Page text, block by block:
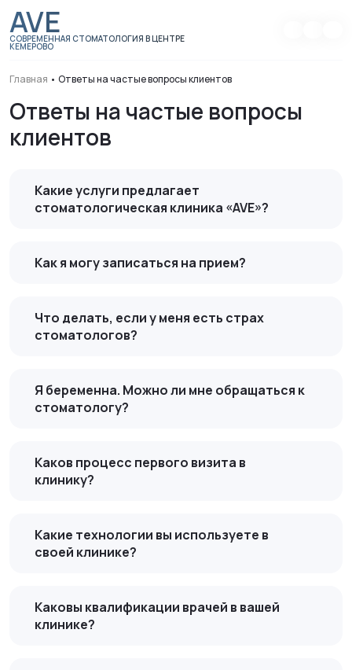
AVE
СОВРЕМЕННАЯ СТОМАТОЛОГИЯ В ЦЕНТРЕ
КЕМЕРОВО
Главная • Ответы на частые вопросы клиентов
Ответы на частые вопросы
клиентов
Какие услуги предлагает
стоматологическая клиника «AVE»?
Как я могу записаться на прием?
Что делать, если у меня есть страх
стоматологов?
Я беременна. Можно ли мне обращаться к
стоматологу?
Каков процесс первого визита в
клинику?
Какие технологии вы используете в
своей клинике?
Каковы квалификации врачей в вашей
клинике?